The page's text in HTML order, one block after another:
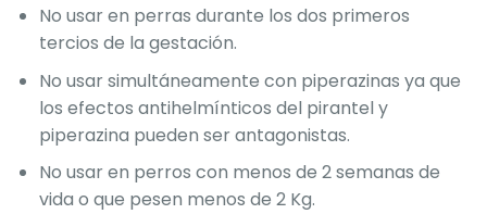
No usar en perras durante los dos primeros
tercios de la gestación.
No usar simultáneamente con piperazinas ya que
los efectos antihelmínticos del pirantel y
piperazina pueden ser antagonistas.
No usar en perros con menos de 2 semanas de
vida o que pesen menos de 2 Kg.